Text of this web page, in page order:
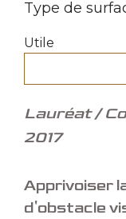
Type de
Utile
Lauréat /
2017
Apprivoiser
d'obstacle